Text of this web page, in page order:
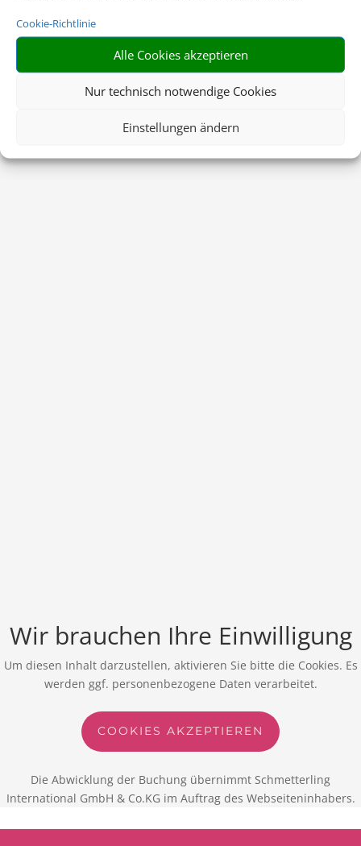
Cookie-Richtlinie
Alle Cookies akzeptieren
Nur technisch notwendige Cookies
Einstellungen ändern
Wir brauchen Ihre Einwilligung
Um diesen Inhalt darzustellen, aktivieren Sie bitte die Cookies. Es
werden ggf. personenbezogene Daten verarbeitet.
COOKIES AKZEPTIEREN
Die Abwicklung der Buchung übernimmt Schmetterling
International GmbH & Co.KG im Auftrag des Webseiteninhabers.